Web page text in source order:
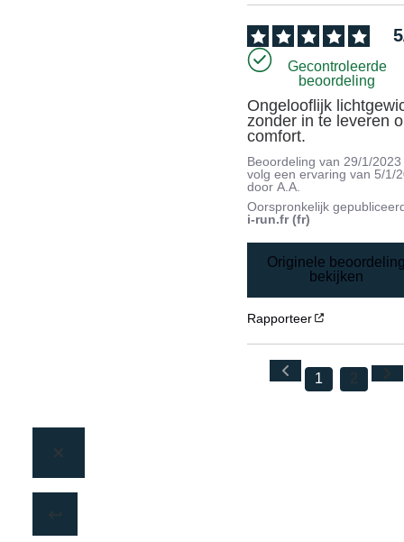
5
Gecontroleerde
beoordeling
Ongelooflijk
zonder in te leveren
comfort.
Beoordeling van 29/1/2023
volg een ervaring van 5/1/
doorA.A.
Oorspronkelijk
i-run.fr (fr)
Originele
bekijken
Rapporteer
1 2